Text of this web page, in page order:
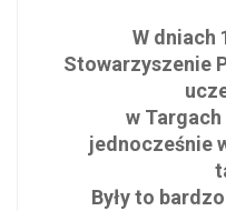
W dniach
Stowarzyszenie
w Targach
jednocześnie
Były to bardzo